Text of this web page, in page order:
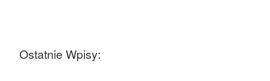
Ostatnie Wpisy: